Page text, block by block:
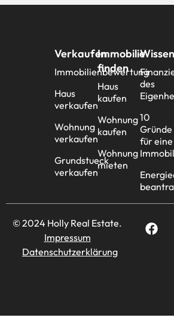
Verkaufen
Immobilienbewertung
Haus
verkaufen
Wohnung
verkaufen
Grundstueck
verkaufen
Immobilie
finden
Haus
kaufen
Wohnung
kaufen
Wohnung
mieten
des
10
Gründe
für eine
© 2024 Holly Real Estate.
Impressum
Datenschutzerklärung